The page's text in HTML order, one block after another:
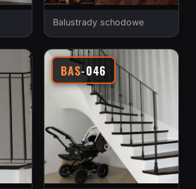
Balustrady schodowe
BAS-046